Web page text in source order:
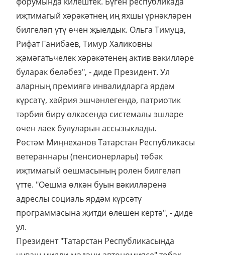
иҗтимагый хәрәкәтнең иң яхшы үрнәкләрен
билгеләп үтү өчен җыелдык. Ольга Тимуца,
Рифат Ганибаев, Тимур Халиковны
җәмәгатьчелек хәрәкәтенең актив вәкилләре
буларак беләбез", - диде Президент. Ул
аларның премиягә инвалидларга ярдәм
күрсәтү, хәйрия эшчәнлегендә, патриотик
тәрбия бирү өлкәсендә системалы эшләре
өчен лаек булуларын ассызыклады.
Рөстәм Миңнеханов Татарстан Республикасы
ветераннары (пенсионерлары) төбәк
иҗтимагый оешмасының ролен билгеләп
үтте. "Оешма өлкән буын вәкилләренә
адреслы социаль ярдәм күрсәтү
программасына җитди өлешен кертә", - диде
ул.
Президент "Татарстан Республикасында